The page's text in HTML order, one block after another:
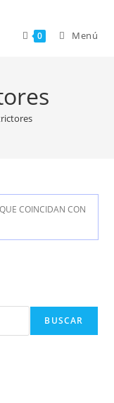
0 Menú
COINCIDAN CON
BUSCAR